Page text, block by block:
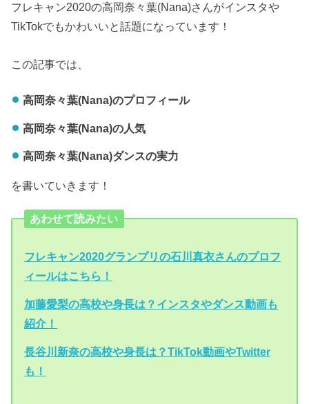
フレキャン2020の高岡奈々葉(Nana)さんがインスタや
TikTokでもかわいいと話題になっています！
この記事では、
高岡奈々葉(Nana)のプロフィール
高岡奈々葉(Nana)の人気
高岡奈々葉(Nana)ダンスの実力
を書いていきます！
あわせて読みたい
フレキャン2020グランプリの石川真衣さんのプロフ
ィールはこちら！
加藤愛梨の高校や身長は？インスタやダンス動画も
紹介！
長谷川新奈の高校や身長は？TikTok動画やTwitter
も！